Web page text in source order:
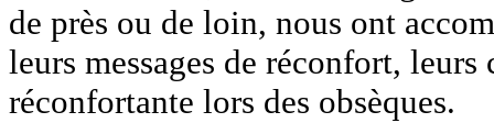
de près ou de loin, nous ont
leurs messages de réconfort,
réconfortante lors des obsèques.